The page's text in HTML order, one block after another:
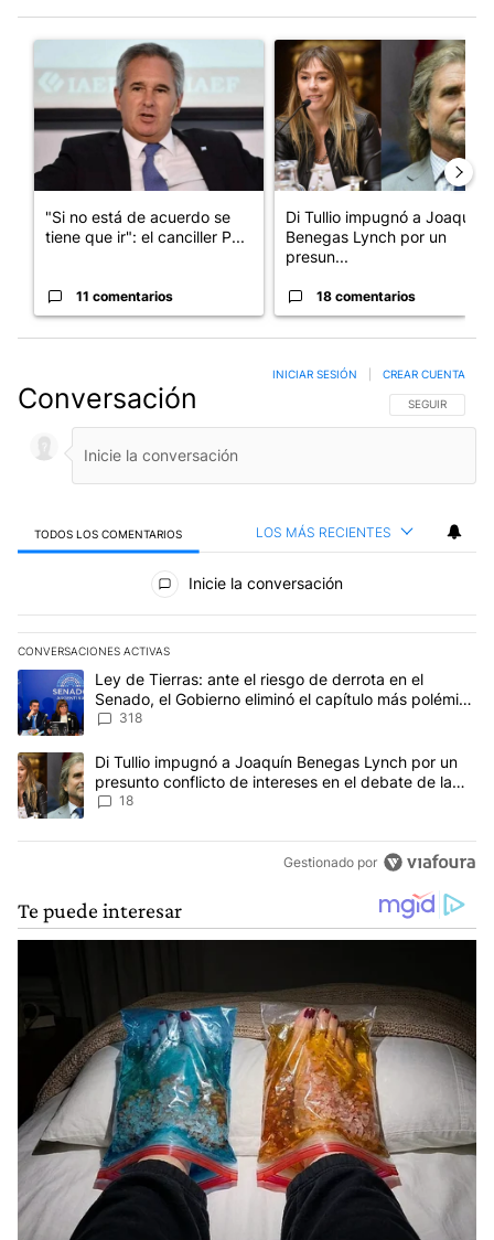
Un artículo de tendencia con el título ""Si no está de acuerdo
"Si no está de acuerdo se
tiene que ir": el canciller P...
11 comentarios
Un artículo de tendencia
Di Tullio impugnó a Joaquín
Benegas Lynch por un
presun...
18 comentarios
Conversación SIGA ESTA
SEGUIR
INICIAR SESIÓN CREAR CUENTA
TODOS LOS COMENTARIOS LOS MÁS RECIENTES
Todos los comentarios
Inicie la conversación
CONVERSACIONES ACTIVAS
Este listado muestra los artículos con más comentarios en los
Un artículo de tendencia con el título "Ley de Tierras: ante el
Ley de Tierras: ante el riesgo de derrota en el
Senado, el Gobierno eliminó el capítulo más polémico
del proyecto
318
Un artículo de tendencia con el título "Di Tullio impugnó a
Di Tullio impugnó a Joaquín Benegas Lynch por un
presunto conflicto de intereses en el debate de la
Ley de Tierras
18
Gestionado por